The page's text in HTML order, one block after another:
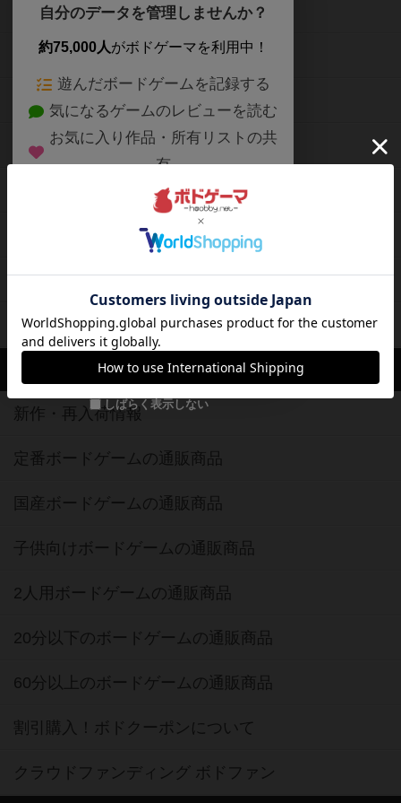
自分のデータを管理しませんか？
約75,000人がボドゲーマを利用中！
遊んだボードゲームを記録する
気になるゲームのレビューを読む
お気に入り作品・所有リストの共
有
ログイン / 会員登録（10秒）
または
メールで会員登録
しばらく表示しない
ボードゲームを検索する
ボードゲームの新着レビュー
ボードゲーム会情報
メカニクス特集
掲示板・トピックス
ボドとも・会員一覧
ボードゲーム業界コラム
ボドゲーマご利用案内
ボードゲーム通販
新作・再入荷情報
定番ボードゲームの通販商品
国産ボードゲームの通販商品
子供向けボードゲームの通販商品
2人用ボードゲームの通販商品
20分以下のボードゲームの通販商品
60分以上のボードゲームの通販商品
割引購入！ボドクーポンについて
クラウドファンディング ボドファン